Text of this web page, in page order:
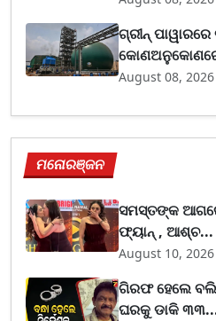
ଗ୍ରୀନ୍
August 08, 2026
ମନୋରଞ୍ଜନ
ସମସ୍ତଙ୍କ
ଫ୍ୟାନ୍ , ଆଶ୍ଚ...
August 10, 2026
ଗିରଫ ହେଲେ
ଘରକୁ ଡାକି